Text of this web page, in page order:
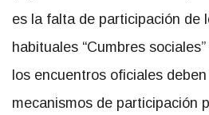
es la falta de participación de
habituales “Cumbres
los encuentros oficiales
mecanismos de participación